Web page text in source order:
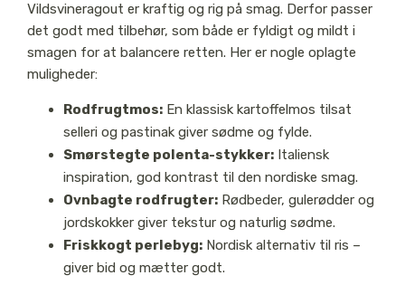
Vildsvineragout er kraftig og rig på smag. Derfor passer
det godt med tilbehør, som både er fyldigt og mildt i
smagen for at balancere retten. Her er nogle oplagte
muligheder:
Rodfrugtmos:En klassisk kartoffelmos tilsat
selleri og pastinak giver sødme og fylde.
Smørstegte polenta-stykker:Italiensk
inspiration, god kontrast til den nordiske smag.
Ovnbagte rodfrugter:Rødbeder, gulerødder og
jordskokker giver tekstur og naturlig sødme.
Friskkogt perlebyg:Nordisk alternativ til ris –
giver bid og mætter godt.